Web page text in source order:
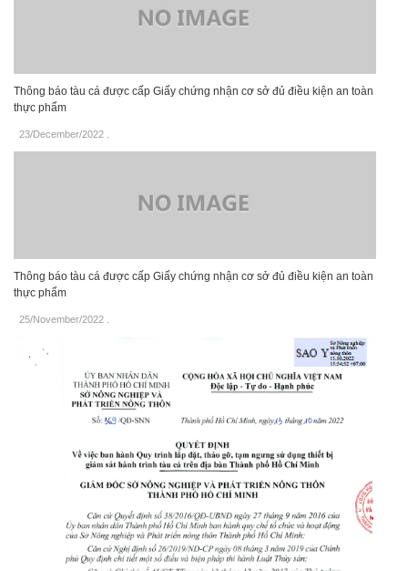
Thông báo tàu cá được cấp Giấy chứng nhận cơ sở đủ điều kiện an toàn
thực phẩm
23/December/2022
Thông báo tàu cá được cấp Giấy chứng nhận cơ sở đủ điều kiện an toàn
thực phẩm
25/November/2022